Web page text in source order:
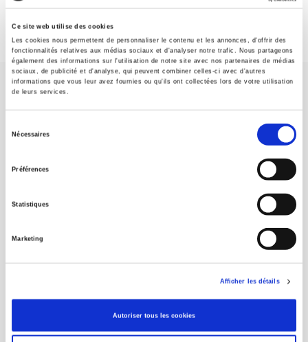
Ce site web utilise des cookies
Les cookies nous permettent de personnaliser le contenu et les annonces, d'offrir des
fonctionnalités relatives aux médias sociaux et d'analyser notre trafic. Nous partageons
également des informations sur l'utilisation de notre site avec nos partenaires de médias
sociaux, de publicité et d'analyse, qui peuvent combiner celles-ci avec d'autres
informations que vous leur avez fournies ou qu'ils ont collectées lors de votre utilisation
de leurs services.
Nécessaires
Préférences
Statistiques
Marketing
Afficher les détails
Autoriser tous les cookies
SCIENCES PO UNIVERSITY PRESS has a threefold role: to publish
original research, to edit reference works for student use, and to
help public and political debate.
FOREIGN RIGHTS
FOR BOOKSHOPS